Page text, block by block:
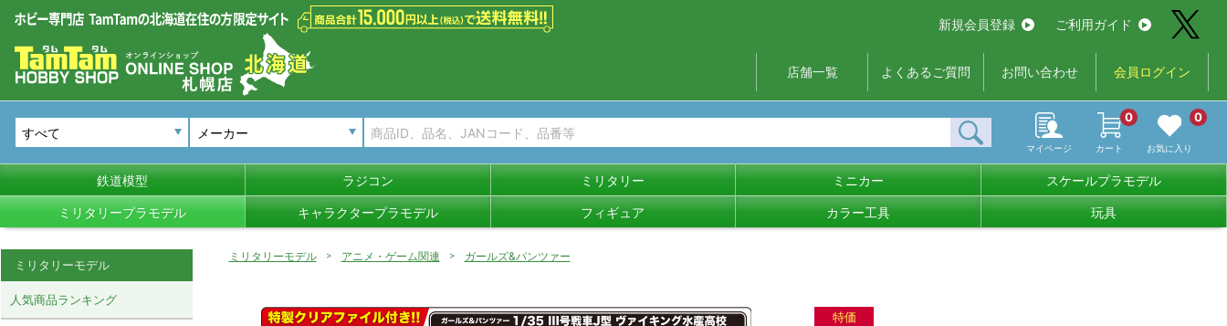
新規会員登録 ご利用ガイド
店舗一覧 よくあるご質問 お問い合わせ 会員ログイン
メーカー
マイページ カート
0
お気に入り
0
鉄道模型 ラジコン ミリタリー ミニカー スケールプラモデル
ミリタリープラモデル キャラクタープラモデル フィギュア カラー工具 玩具
ミリタリーモデル アニメ・ゲーム関連 ガールズ&パンツァー
特価
ミリタリーモデル
人気商品ランキング